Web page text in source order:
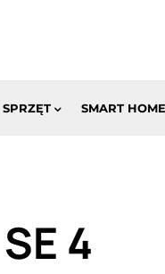
SPRZĘT SMART HOME
4